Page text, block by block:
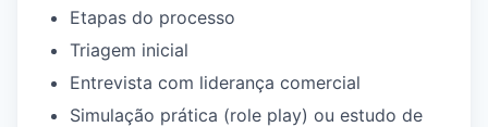
Etapas do processo
Triagem inicial
Entrevista com liderança comercial
Simulação prática (role play) ou estudo de